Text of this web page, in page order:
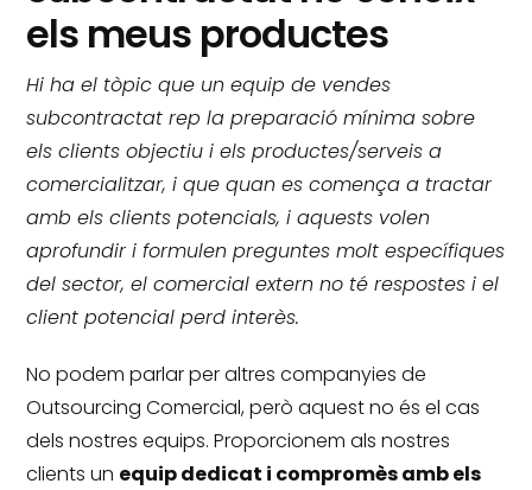
els meus productes
Hi ha el tòpic que un equip de vendes
subcontractat rep la preparació mínima sobre
els clients objectiu i els productes/serveis a
comercialitzar, i que quan es comença a tractar
amb els clients potencials, i aquests volen
aprofundir i formulen preguntes molt específiques
del sector, el comercial extern no té respostes i el
client potencial perd interès.
No podem parlar per altres companyies de
Outsourcing Comercial, però aquest no és el cas
dels nostres equips.Proporcionem als nostres
clients un equip dedicat i compromès amb els